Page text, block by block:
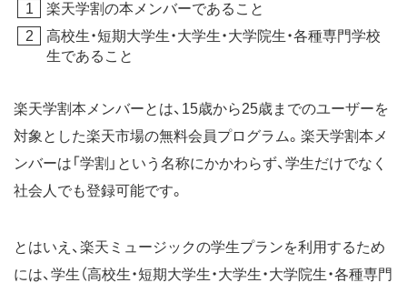
楽天学割の本メンバーであること
高校生・短期大学生・大学生・大学院生・各種専門学校
生であること
楽天学割本メンバーとは、15歳から25歳までのユーザーを
対象とした楽天市場の無料会員プログラム。楽天学割本メ
ンバーは「学割」という名称にかかわらず、学生だけでなく
社会人でも登録可能です。
とはいえ、楽天ミュージックの学生プランを利用するため
には、学生（高校生・短期大学生・大学生・大学院生・各種専門